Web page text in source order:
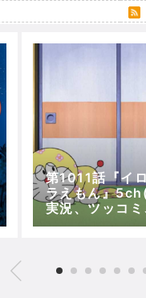
第1011話『イ
ラえもん』
実況、ツッコ
【アニメドラ